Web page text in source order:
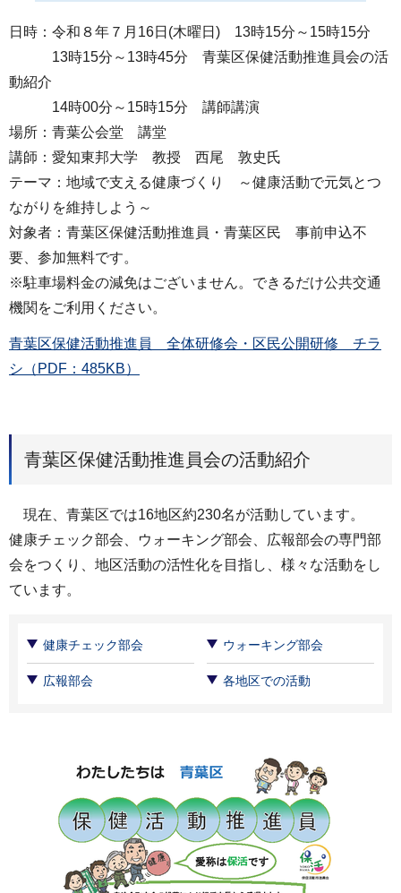
日時：令和８年７月16日(木曜日) 13時15分～15時15分
13時15分～13時45分 青葉区保健活動推進員会の活
動紹介
14時00分～15時15分 講師講演
場所：青葉公会堂 講堂
講師：愛知東邦大学 教授 西尾 敦史氏
テーマ：地域で支える健康づくり ～健康活動で元気とつ
ながりを維持しよう～
対象者：青葉区保健活動推進員・青葉区民 事前申込不
要、参加無料です。
※駐車場料金の減免はございません。できるだけ公共交通
機関をご利用ください。
青葉区保健活動推進員 全体研修会・区民公開研修 チラ
シ（PDF：485KB）
青葉区保健活動推進員会の活動紹介
現在、青葉区では16地区約230名が活動しています。
健康チェック部会、ウォーキング部会、広報部会の専門部
会をつくり、地区活動の活性化を目指し、様々な活動をし
ています。
健康チェック部会 ウォーキング部会
広報部会 各地区での活動